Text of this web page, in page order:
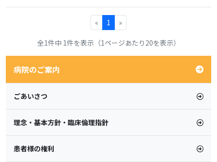
« 1 »
全1件中 1件を表示（1ページあたり20を表示）
病院のご案内
ごあいさつ
理念・基本方針・臨床倫理指針
患者様の権利